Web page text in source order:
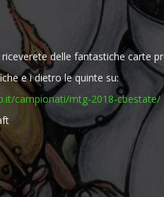
delle fantastiche carte
e i dietro le quinte su:
campionati/mtg-2018-cbestate/